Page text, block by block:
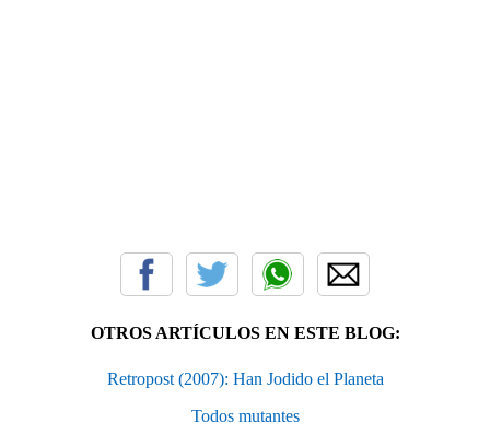
OTROS ARTÍCULOS EN ESTE BLOG:
Retropost (2007): Han Jodido el Planeta
Todos mutantes